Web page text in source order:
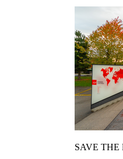
SAVE THE